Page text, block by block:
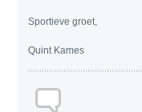
Sportieve groet,
Quint Kames